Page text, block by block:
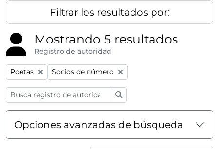
Filtrar los resultados por:
Mostrando 5 resultados
Registro de autoridad
Remove filter:
Poetas Remove filter:
Socios de número
Opciones avanzadas de búsqueda